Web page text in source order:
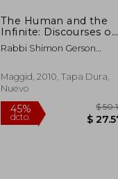
The Human and the
Infinite: Discourses on
the Meaning of
Penitence (en Inglés)
Rabbi Shimon Gerson
Maggid, 2010, Tapa Dura,
Nuevo